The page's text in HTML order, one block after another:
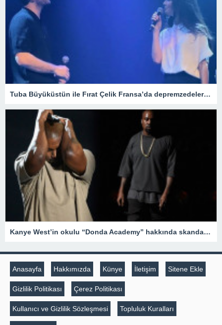
Tuba Büyüküstün ile Fırat Çelik Fransa’da depremzedeler için yardım gecesi düzenledi
Kanye West’in okulu “Donda Academy” hakkında skandal iddialar – Son Dakika Magazin Haberleri
Anasayfa Hakkımızda Künye İletişim Sitene Ekle
Gizlilik Politikası Çerez Politikası
Kullanıcı ve Gizlilik Sözleşmesi Topluluk Kuralları